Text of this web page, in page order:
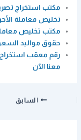
مكتب استخراج
تخليص معاملة
مكتب تخليص
حقوق مواليد
معنا الآن
السابق